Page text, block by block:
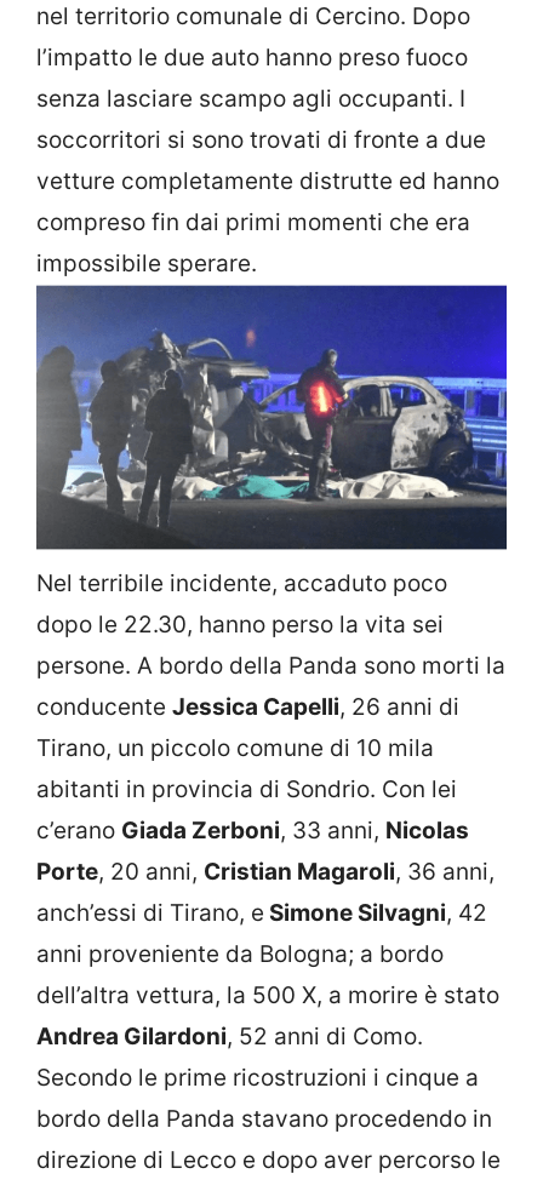
nel territorio comunale di Cercino. Dopo
l’impatto le due auto hanno preso fuoco
senza lasciare scampo agli occupanti. I
soccorritori si sono trovati di fronte a due
vetture completamente distrutte ed hanno
compreso fin dai primi momenti che era
impossibile sperare.
Nel terribile incidente, accaduto poco
dopo le 22.30, hanno perso la vita sei
persone. A bordo della Panda sono morti la
conducente Jessica Capelli, 26 anni di
Tirano, un piccolo comune di 10 mila
abitanti in provincia di Sondrio. Con lei
c’erano Giada Zerboni, 33 anni, Nicolas
Porte, 20 anni, Cristian Magaroli, 36 anni,
anch’essi di Tirano, e Simone Silvagni, 42
anni proveniente da Bologna; a bordo
dell’altra vettura, la 500 X, a morire è stato
Andrea Gilardoni, 52 anni di Como.
Secondo le prime ricostruzioni i cinque a
bordo della Panda stavano procedendo in
direzione di Lecco e dopo aver percorso le